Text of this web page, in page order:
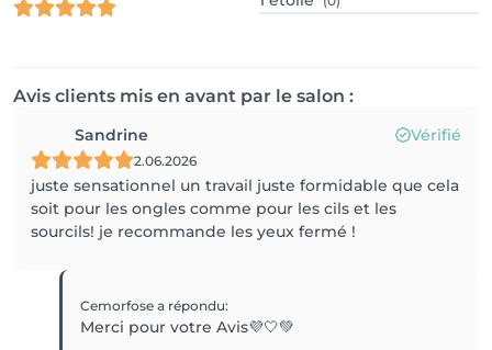
Avis clients mis en avant par le salon :
Sandrine Vérifié
2.06.2026
juste sensationnel un travail juste formidable que cela
soit pour les ongles comme pour les cils et les
sourcils! je recommande les yeux fermé !
Cemorfosea répondu:
Merci pour votre Avis💜🤍💚